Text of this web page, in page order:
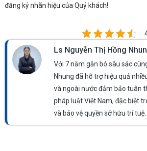
đăng ký nhãn hiệu của Quý khách!
Ls Nguyễn Thị Hồng
Với 7 năm gắn bó sâu sắc
Nhung đã hỗ trợ hiệu quả
và ngoài nước đảm bảo tuân
pháp luật Việt Nam, đặc biệt
và bảo vệ quyền sở hữu trí tuệ.